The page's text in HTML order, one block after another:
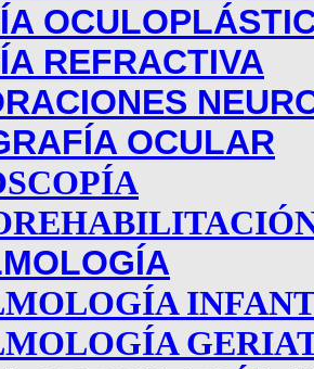
REFRACTIVA
OCULAR